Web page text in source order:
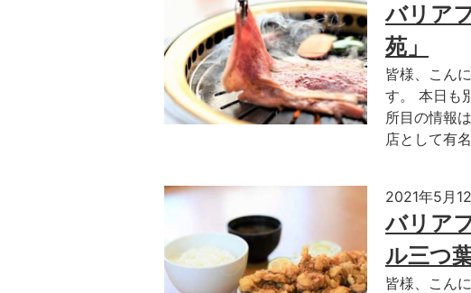
バリア
苑」
皆様、こん
す。 本日も
所目の情報
店として有
2021年5月
バリア
ル三つ葉
皆様、こん